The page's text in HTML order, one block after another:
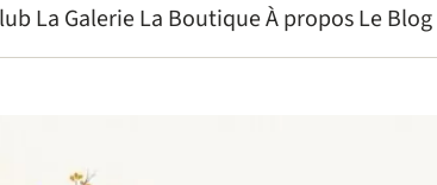
La GalerieLa BoutiqueÀ proposLe Blog